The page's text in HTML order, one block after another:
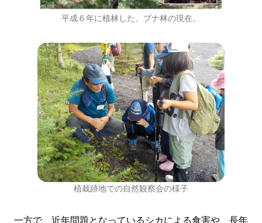
平成６年に植林した、ブナ林の現在。
植栽跡地での自然観察会の様子
一方で、近年問題となっているシカによる食害や、長年